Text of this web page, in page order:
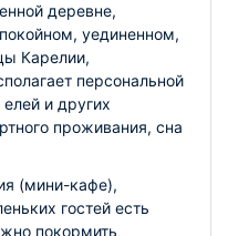
деревне,
уединенном,
Карелии,
персональной
и других
проживания, сна
(мини-кафе),
гостей есть
покормить